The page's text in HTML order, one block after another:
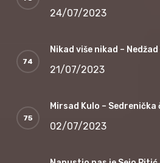
24/07/2023
Nikad više nikad –
21/07/2023
Mirsad Kulo – Sedrenička
02/07/2023